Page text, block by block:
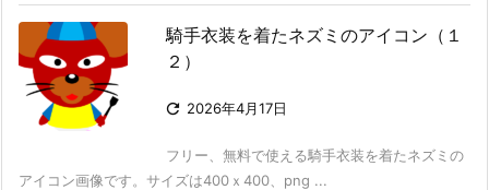
騎手衣装を着たネズミのアイコン（１
２）
 2026年4月17日
フリー、無料で使える騎手衣装を着たネズミの
アイコン画像です。サイズは400ｘ400、png ...